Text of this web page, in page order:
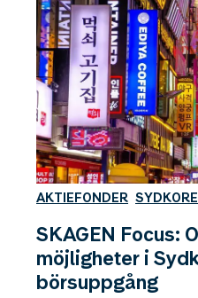
AKTIEFONDER
SKAGEN Focus:
möjligheter i
börsuppgång